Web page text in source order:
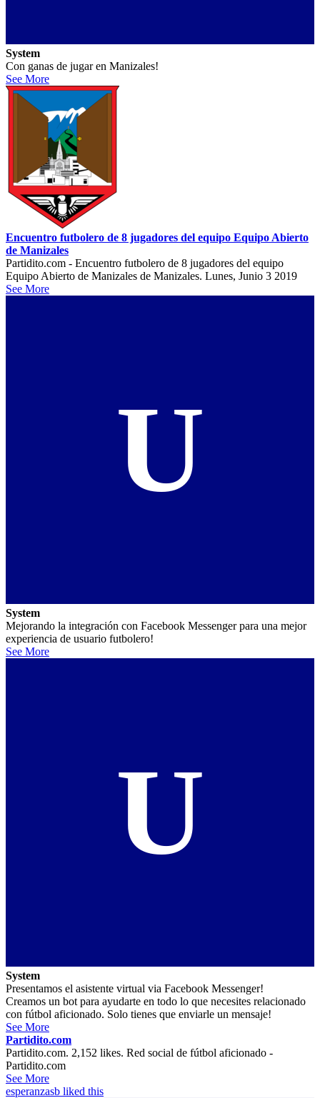
System
Con ganas de jugar en Manizales!
See More
Encuentro futbolero de 8 jugadores del equipo Equipo Abierto
de Manizales
Partidito.com - Encuentro futbolero de 8 jugadores del equipo
Equipo Abierto de Manizales de Manizales. Lunes, Junio 3 2019
See More
U
System
Mejorando la integración con Facebook Messenger para una mejor
experiencia de usuario futbolero!
See More
U
System
Presentamos el asistente virtual via Facebook Messenger!
Creamos un bot para ayudarte en todo lo que necesites relacionado
con fútbol aficionado. Solo tienes que enviarle un mensaje!
See More
Partidito.com
Partidito.com. 2,152 likes. Red social de fútbol aficionado -
Partidito.com
See More
esperanzasb liked this